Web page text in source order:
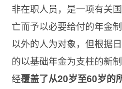
非在职人员，是一项有关
亡而予以必要给付的年金
以外的人为对象，但根据
的以基础年金为支柱的新
经覆盖了从20岁至60岁的